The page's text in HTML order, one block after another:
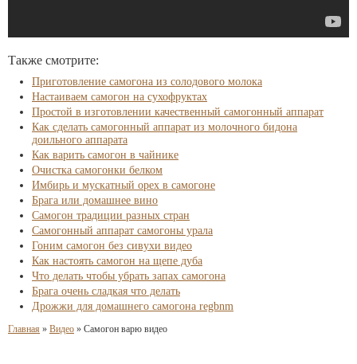
Также смотрите:
Приготовление самогона из солодового молока
Настаиваем самогон на сухофруктах
Простой в изготовлении качественный самогонный аппарат
Как сделать самогонный аппарат из молочного бидона
доильного аппарата
Как варить самогон в чайнике
Очистка самогонки белком
Имбирь и мускатный орех в самогоне
Брага или домашнее вино
Самогон традиции разных стран
Самогонный аппарат самогоны урала
Гоним самогон без сивухи видео
Как настоять самогон на щепе дуба
Что делать чтобы убрать запах самогона
Брага очень сладкая что делать
Дрожжи для домашнего самогона regbnm
Главная » Видео » Самогон варю видео